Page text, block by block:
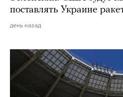
поставлять Украине
день назад